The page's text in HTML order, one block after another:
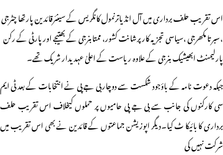
اس تقریب حلف برداری میں آل انڈیاترنمول کانگریس کے سینئرقائدین پارتھا چٹرجی
،سبرتا مکھرجی ،سیاسی تجزیہ کارپرشانت کشور، ممتابنرجی کے بھتیجے اور پارٹی کے رکن
پارلیمنٹ ابھیشیک بنرجی کے علاوہ ریاست کے اعلیٰ عہدیدار شریک تھے۔
جبکہ دعوت نامہ کے باؤجود شکست سے دوچار بی جے پی نے انتخابات کے بعد ٹی ایم
سی کارکنوں کی جانب سے بی جے پی حامیوں پر حملوں کیخلاف اس تقریب حلف
برداری کا بائیکا ٹ کیا۔دیگر اپوزیشن جماعتوں کے قائدین نے بھی اس تقریب میں
شرکت نہیں کی